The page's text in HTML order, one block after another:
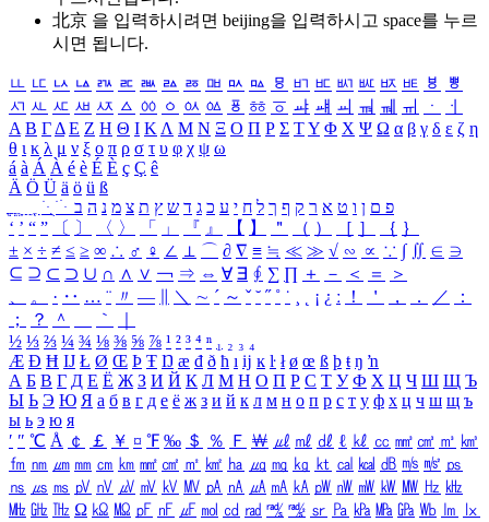
北京 을 입력하시려면 beijing을 입력하시고 space를 누르
시면 됩니다.
ㅥ ㅦ ㅧ ㅨ ㅩ ㅪ ㅫ ㅬ ㅭ ㅮ ㅯ ㅰ ㅱ ㅲ ㅳ ㅴ ㅵ ㅶ ㅷ ㅸ
ㅹ
ㅺ ㅻ ㅼ ㅽ ㅾ ㅿ ㆀ ㆁ ㆂ ㆃ ㆄ ㆅ ㆆ ㆇ ㆈ ㆉ ㆊ ㆋ ㆌ ㆍ
ㆎ
Α Β ΓΔ Ε Ζ Η Θ Ι ΚΛ Μ Ν Ξ Ο Π Ρ Σ ΤΥ Φ Χ Ψ Ω α β γ δ ε ζ η
θ ι κ λ μ ν ξ ο π ρ σ τ υ φ χ ψ ω
á à Á À é è É È ç Ç ê
Ä Ö Ü ä ö ü ß
ִֶֹ ֻּ ׁׂ פ ם ן ו ט א ר ק ף ך ל ח י ע כ ג ד ש ץ ת צ מ נ ה ב
‘ ’ “ ” 〔 〕 〈 〉 「 」 『 』 【 】 ＂ （ ） ［ ］ ｛ ｝
± × ÷ ≠ ≤ ≥ ∞ ∴ ♂ ♀ ∠ ⊥ ⌒ ∂ ∇ ≡ ≒ ≪ ≫ √ ∽ ∝ ∵ ∫ ∬ ∈ ∋
⊆ ⊇ ⊂ ⊃ ∪ ∩ ∧ ∨ ￢ ⇒ ⇔ ∀ ∃ ∮ ∑ ∏ ＋ － ＜ ＝
＞
、
。 · ‥ … ¨ 〃 ― ＼ ∼ ´ ～ ˇ ˘ ˝ ˚ ˙ ¸ ¡ ¿ ː ！ ＇ ， ． ／
：
；
？ ＾ ｀
½ ⅓ ⅔ ¼ ¾ ⅛ ⅜ ⅝ ⅞ ¹ ² ³ ⁴ ⁿ ₁ ₂ ₃ ₄
Æ Ð Ħ Ĳ Ł Ø Œ Þ Ŧ Ŋ æ đ ð ħ ı ĳ ĸ ŀ ł ø œ ß þ ŧ ŋ ŉ
А Б В Г Д Е Ё Ж З И Й К Л М Н О П Р С Т У Ф Х Ц Ч Ш Щ Ъ
Ы Ь Э Ю Я а б в г д е ё ж з и й к л м н о п р с т у ф х ц ч ш щ ъ
ы ь э ю я
′ ″ ℃ Å ￠ ￡ ￥ ¤ ℉ ‰ ＄ ％ Ｆ ￦ ㎕ ㎖ ㎗ ℓ ㎘ ㏄ ㎣ ㎤ ㎥ ㎦
㎙ ㎚ ㎛ ㎜ ㎝ ㎞ ㎟ ㎠ ㎡ ㎢ ㏊ ㎍ ㎎ ㎏ ㏏ ㎈ ㎉ ㏈ ㎧ ㎨ ㎰
㎱ ㎲ ㎳ ㎴ ㎵ ㎶ ㎷ ㎸ ㎹ ㎀ ㎁ ㎂ ㎃ ㎄ ㎺ ㎻ ㎽ ㎾ ㎿ ㎐ ㎑
㎒ ㎓ ㎔ Ω ㏀ ㏁ ㎊ ㎋ ㎌ ㏖ ㏅ ㎭ ㎮ ㎯ ㏛ ㎩ ㎪ ㎫ ㎬ ㏝ ㏐
㏓